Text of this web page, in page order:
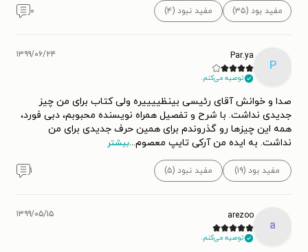
مفید بود (۳۵) مفید نبود (۴) ۰
P
Par.ya
توصیه می‌کنم.
۱۳۹۹/۰۶/۲۴
صدا و خوانش آقای رئیسی بینظییییره ولی کتاب برای من چیز
جدیدی نداشت. با شرح و تفصیل همراه نویسنده محبوبم، دبی فورد،
همه این چیزها رو گذروندم برای همین حرف جدیدی برای من
نداشت. به ایده من آرکی تایپ معصوم...بیشتر
مفید بود (۱۹) مفید نبود (۵) ۱
a
arezoo
توصیه می‌کنم.
۱۳۹۹/۰۵/۱۵